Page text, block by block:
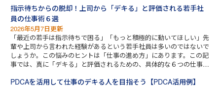
指示待ちからの脱却！上司から「デキる」と評価される若手社
員の仕事術６選
2026年5月7日更新
「最近の若手は指示待ちで困る」「もっと積極的に動いてほしい」先
輩や上司から言われた経験があるという若手社員は多いのではないで
しょうか。この悩みのヒントは「仕事の進め方」にあります。この記
事では、真に「デキる」と評価されるための、具体的な６つの仕事術
PDCAを活用して仕事のデキる人を目指そう【PDCA活用例】